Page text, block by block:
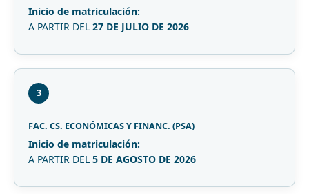
Inicio de matriculación:
A PARTIR DEL 27 DE JULIO DE 2026
3
FAC. CS. ECONÓMICAS Y FINANC. (PSA)
Inicio de matriculación:
A PARTIR DEL 5 DE AGOSTO DE 2026